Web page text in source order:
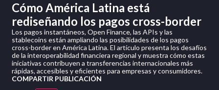
Cómo América Latina está
rediseñando los pagos cross-border
Los pagos instantáneos, Open Finance, las APIs y las
stablecoins están ampliando las posibilidades de los pagos
cross-border en América Latina. El artículo presenta los desafíos
de la interoperabilidad financiera regional y muestra cómo estas
iniciativas contribuyen a transferencias internacionales más
rápidas, accesibles y eficientes para empresas y consumidores.
COMPARTIR PUBLICACIÓN